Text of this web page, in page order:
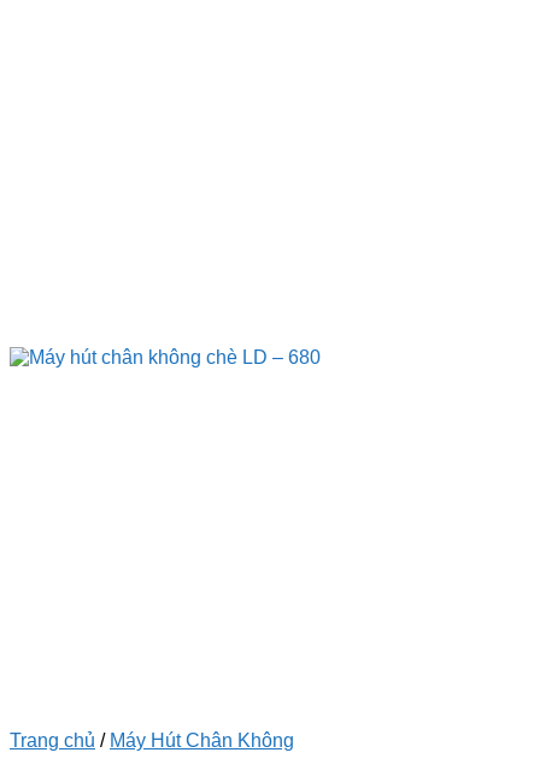
Trang chủ / Máy Hút Chân Không